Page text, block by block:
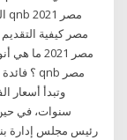
سنوات، في حين
رئيس مجلس إدارة